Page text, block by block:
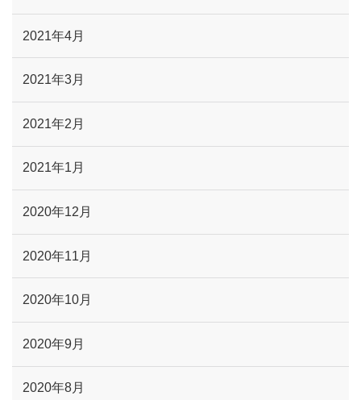
2021年4月
2021年3月
2021年2月
2021年1月
2020年12月
2020年11月
2020年10月
2020年9月
2020年8月